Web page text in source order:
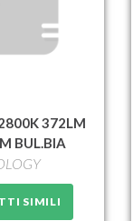
372LM
BUL.BIA
SIMILI